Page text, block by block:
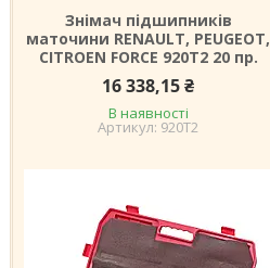
Знімач підшипників
маточини RENAULT, PEUGEOT,
CITROEN FORCE 920T2 20 пр.
16 338,15 ₴
В наявності
920T2